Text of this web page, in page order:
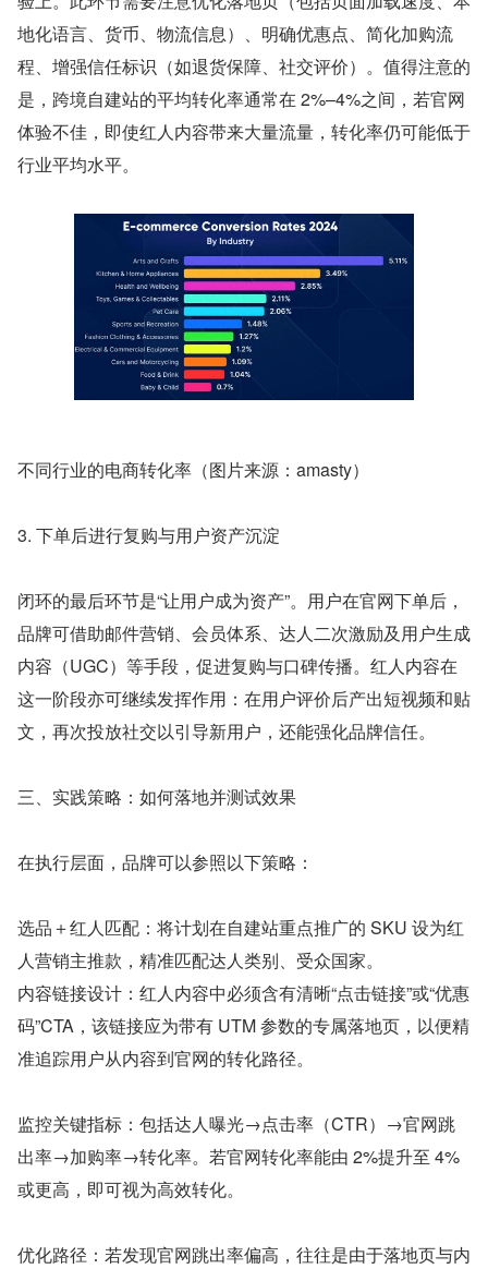
地化语言、货币、物流信息）、明确优惠点、简化加购流
程、增强信任标识（如退货保障、社交评价）。值得注意的
是，跨境自建站的平均转化率通常在 2%–4%之间，若官网
体验不佳，即使红人内容带来大量流量，转化率仍可能低于
行业平均水平。
不同行业的电商转化率（图片来源：amasty）
3. 下单后进行复购与用户资产沉淀
闭环的最后环节是“让用户成为资产”。用户在官网下单后，
品牌可借助邮件营销、会员体系、达人二次激励及用户生成
内容（UGC）等手段，促进复购与口碑传播。红人内容在
这一阶段亦可继续发挥作用：在用户评价后产出短视频和贴
文，再次投放社交以引导新用户，还能强化品牌信任。
三、实践策略：如何落地并测试效果
在执行层面，品牌可以参照以下策略：
选品＋红人匹配：将计划在自建站重点推广的 SKU 设为红
人营销主推款，精准匹配达人类别、受众国家。
内容链接设计：红人内容中必须含有清晰“点击链接”或“优惠
码”CTA，该链接应为带有 UTM 参数的专属落地页，以便精
准追踪用户从内容到官网的转化路径。
监控关键指标：包括达人曝光→点击率（CTR）→官网跳
出率→加购率→转化率。若官网转化率能由 2%提升至 4%
或更高，即可视为高效转化。
优化路径：若发现官网跳出率偏高，往往是由于落地页与内